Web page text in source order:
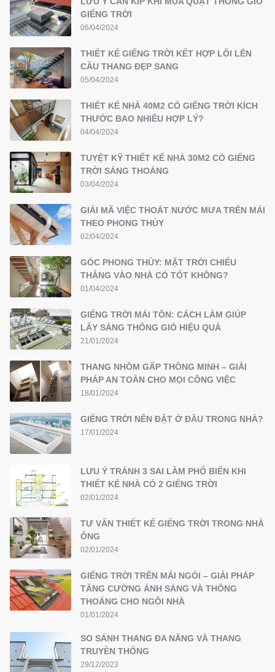
GIẾNG TRỜI
06/04/2024
THIẾT KẾ GIẾNG TRỜI KẾT HỢP LỐI LÊN
CẦU THANG ĐẸP SANG
05/04/2024
THIẾT KẾ NHÀ 40M2 CÓ GIẾNG TRỜI KÍCH
THƯỚC BAO NHIÊU HỢP LÝ?
04/04/2024
TUYỆT KỸ THIẾT KẾ NHÀ 30M2 CÓ GIẾNG
TRỜI SÁNG THOÁNG
03/04/2024
GIẢI MÃ VIỆC THOÁT NƯỚC MƯA TRÊN MÁI
THEO PHONG THỦY
02/04/2024
GÓC PHONG THỦY: MẶT TRỜI CHIẾU
THẲNG VÀO NHÀ CÓ TỐT KHÔNG?
01/04/2024
GIẾNG TRỜI MÁI TÔN: CÁCH LÀM GIÚP
LẤY SÁNG THÔNG GIÓ HIỆU QUẢ
21/01/2024
THANG NHÔM GẤP THÔNG MINH – GIẢI
PHÁP AN TOÀN CHO MỌI CÔNG VIỆC
18/01/2024
GIẾNG TRỜI NÊN ĐẶT Ở ĐÂU TRONG NHÀ?
17/01/2024
LƯU Ý TRÁNH 3 SAI LẦM PHỔ BIẾN KHI
THIẾT KẾ NHÀ CÓ 2 GIẾNG TRỜI
02/01/2024
TƯ VẤN THIẾT KẾ GIẾNG TRỜI TRONG NHÀ
ỐNG
02/01/2024
GIẾNG TRỜI TRÊN MÁI NGÓI – GIẢI PHÁP
TĂNG CƯỜNG ÁNH SÁNG VÀ THÔNG
THOÁNG CHO NGÔI NHÀ
01/01/2024
SO SÁNH THANG ĐA NĂNG VÀ THANG
TRUYỀN THỐNG
29/12/2023